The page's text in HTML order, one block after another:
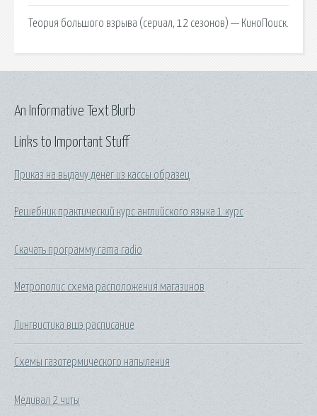
Теория большого взрыва (сериал, 12 сезонов) — КиноПоиск.
Links to Important Stuff
Приказ на выдачу денег из кассы образец
Решебник практический курс английского языка 1 курс
Скачать программу rama radio
Метрополис схема расположения магазинов
Лингвистика вшэ расписание
Схемы газотермического напыления
Медивал 2 читы
An Informative Text Blurb